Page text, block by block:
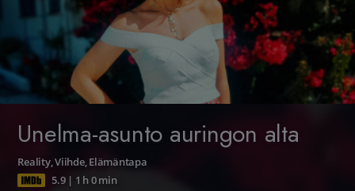
Unelma-asunto auringon alta
Reality,Viihde,Elämäntapa
5.9| 1 h 0 min